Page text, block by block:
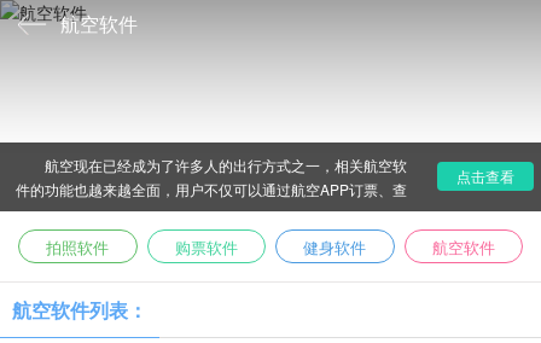
航空软件
航空现在已经成为了许多人的出行方式之一，相关航空软
件的功能也越来越全面，用户不仅可以通过航空APP订票、查
看航班信息，还可以直接在线选座、订餐、办理登记等等，那
么航空软件哪个好呢?纸彩软件园在下面推荐了一些好用的航空
软件，给大家参考~
点击查看
拍照软件 购票软件 健身软件 航空软件
航空软件列表：